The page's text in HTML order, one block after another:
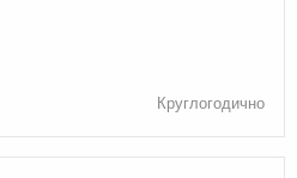
Круглогодично